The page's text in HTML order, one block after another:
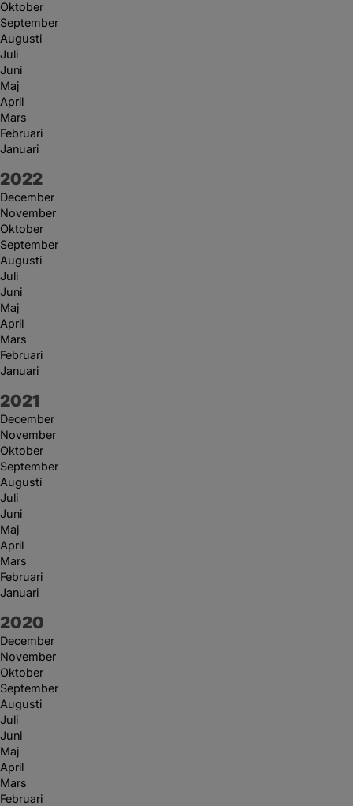
Oktober
September
Augusti
Juli
Juni
Maj
April
Mars
Februari
Januari
År:
2022
December
November
Oktober
September
Augusti
Juli
Juni
Maj
April
Mars
Februari
Januari
År:
2021
December
November
Oktober
September
Augusti
Juli
Juni
Maj
April
Mars
Februari
Januari
År:
2020
December
November
Oktober
September
Augusti
Juli
Juni
Maj
April
Mars
Februari